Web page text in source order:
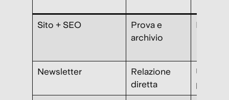
Sito + SEO
Prova e
archivio
News,
Newsletter
Relazione
diretta
Update